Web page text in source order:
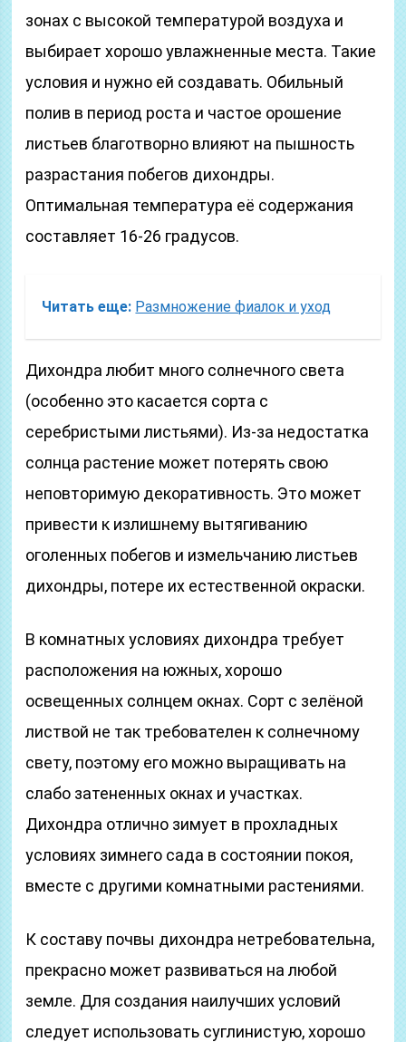
зонах с высокой температурой воздуха и
выбирает хорошо увлажненные места. Такие
условия и нужно ей создавать. Обильный
полив в период роста и частое орошение
листьев благотворно влияют на пышность
разрастания побегов дихондры.
Оптимальная температура её содержания
составляет 16-26 градусов.
Читать еще: Размножение фиалок и уход
Дихондра любит много солнечного света
(особенно это касается сорта с
серебристыми листьями). Из-за недостатка
солнца растение может потерять свою
неповторимую декоративность. Это может
привести к излишнему вытягиванию
оголенных побегов и измельчанию листьев
дихондры, потере их естественной окраски.
В комнатных условиях дихондра требует
расположения на южных, хорошо
освещенных солнцем окнах. Сорт с зелёной
листвой не так требователен к солнечному
свету, поэтому его можно выращивать на
слабо затененных окнах и участках.
Дихондра отлично зимует в прохладных
условиях зимнего сада в состоянии покоя,
вместе с другими комнатными растениями.
К составу почвы дихондра нетребовательна,
прекрасно может развиваться на любой
земле. Для создания наилучших условий
следует использовать суглинистую, хорошо